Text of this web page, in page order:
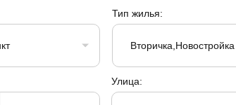
Тип жилья:
Вторичка,Новостройка
Улица: